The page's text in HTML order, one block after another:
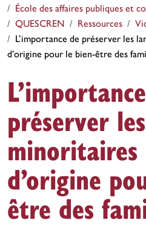
École des affaires publiques et
QUESCREN
Ressources
L’importance de préserver les
d’origine pour le bien-être des
préserver
d’origine
être des